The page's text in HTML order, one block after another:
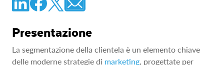
Presentazione
La segmentazione della clientela è un elemento chiave
delle moderne strategie di marketing, progettate per